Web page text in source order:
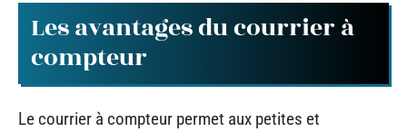
Les avantages du courrier à
compteur
Le courrier à compteur permet aux petites et